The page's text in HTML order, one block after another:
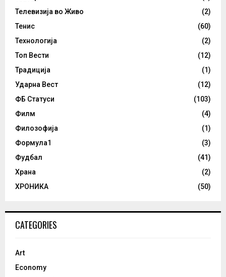
Телевизија во Живо
(2)
Тенис
(60)
Технологија
(2)
Топ Вести
(12)
Традиција
(1)
Ударна Вест
(12)
ФБ Статуси
(103)
Филм
(4)
Филозофија
(1)
Формула1
(3)
Фудбал
(41)
Храна
(2)
ХРОНИКА
(50)
CATEGORIES
Art
Economy